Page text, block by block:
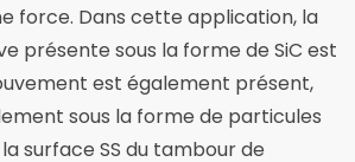
force. Dans cette application, la
présente sous la forme de SiC est
est également présent,
sous la forme de particules
surface SS du tambour de